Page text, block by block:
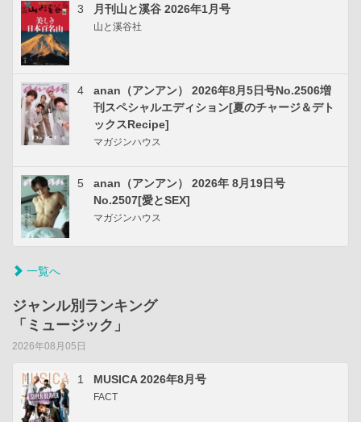
3 月刊山と溪谷 2026年1月号
山と溪谷社
4
anan（アンアン） 2026年8月5日号No.2506増
刊スペシャルエディション[夏のチャージ＆デト
ックスRecipe]
マガジンハウス
5
anan（アンアン） 2026年 8月19日号
No.2507[愛とSEX]
マガジンハウス
一覧へ
ジャンル別ランキング
「ミュージック」
2026年08月05日
1 MUSICA 2026年8月号
FACT